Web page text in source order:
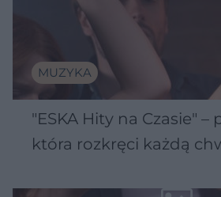
MUZYKA
"ESKA Hity na Czasie" –
która rozkręci każdą